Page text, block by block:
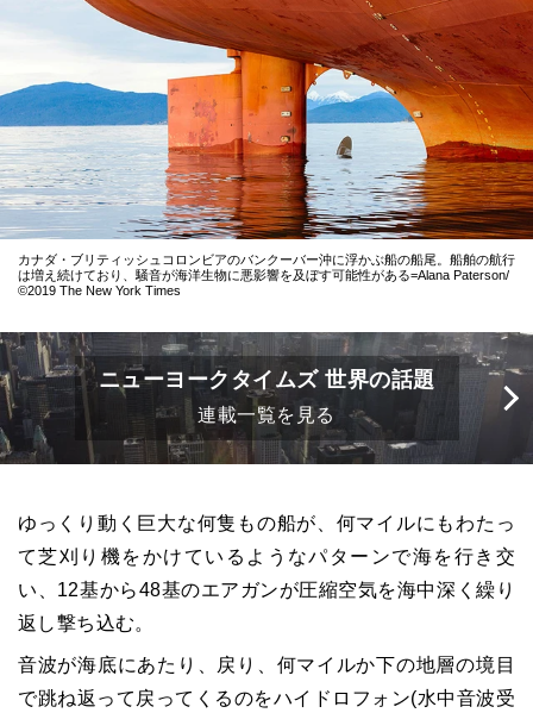
カナダ・ブリティッシュコロンビアのバンクーバー沖に浮かぶ船の船尾。船舶の航行
は増え続けており、騒音が海洋生物に悪影響を及ぼす可能性がある=Alana Paterson/
©2019 The New York Times
ニューヨークタイムズ 世界の話題
連載一覧を見る
ゆっくり動く巨大な何隻もの船が、何マイルにもわたっ
て芝刈り機をかけているようなパターンで海を行き交
い、12基から48基のエアガンが圧縮空気を海中深く繰り
返し撃ち込む。
音波が海底にあたり、戻り、何マイルか下の地層の境目
で跳ね返って戻ってくるのをハイドロフォン(水中音波受